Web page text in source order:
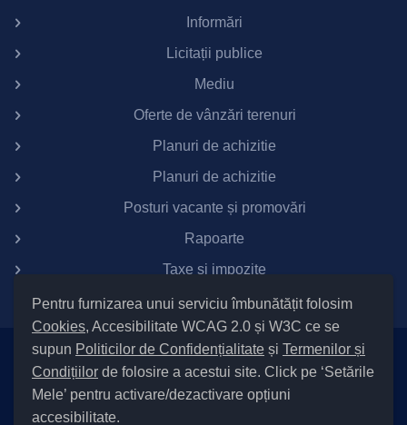
Pentru furnizarea unui serviciu îmbunătățit folosim
Cookies, Accesibilitate WCAG 2.0 și W3C ce se
supun Politicilor de Confidențialitate și Termenilor și
Condițiilor de folosire a acestui site. Click pe ‘Setările
Mele’ pentru activare/dezactivare opțiuni
accesibilitate.
Informări
Licitații publice
Mediu
Oferte de vânzări terenuri
Planuri de achizitie
Planuri de achizitie
Posturi vacante și promovări
Rapoarte
Taxe si impozite
Setări Cookies și Accesibilitate
Informare cu privire la prelucrarea datelor|Politică de utilizare
| Termeni și condiții de utilizare a site-ului